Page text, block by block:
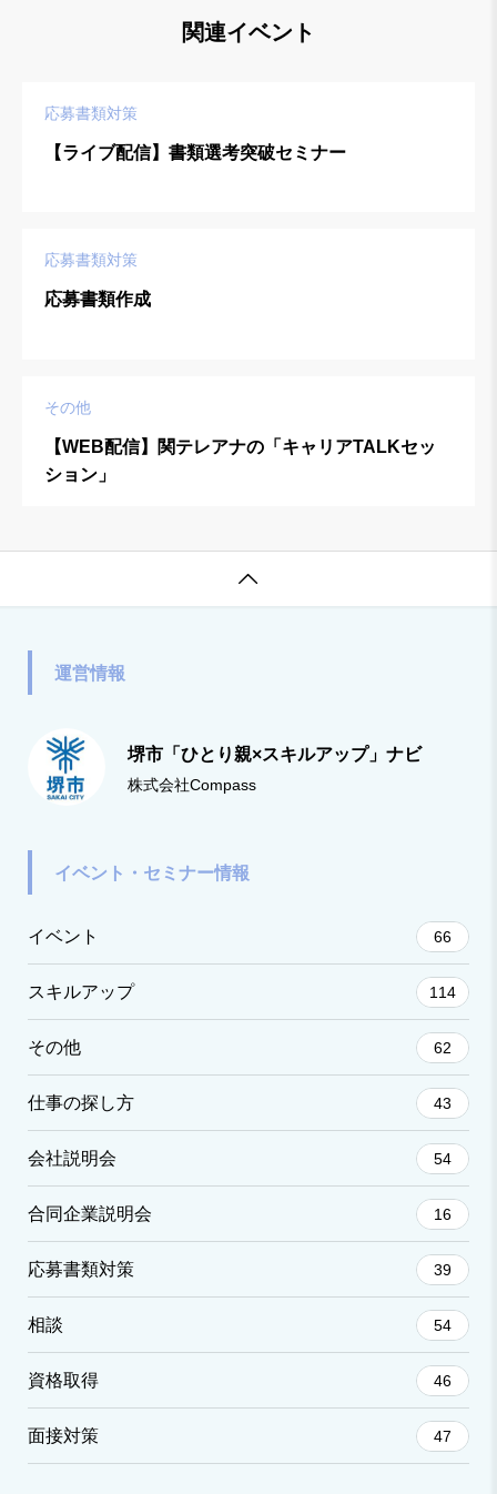
関連イベント
応募書類対策
【ライブ配信】書類選考突破セミナー
応募書類対策
応募書類作成
その他
【WEB配信】関テレアナの「キャリアTALKセッ
ション」

運営情報
堺市「ひとり親×スキルアップ」ナビ
株式会社Compass
イベント・セミナー情報
イベント 66
スキルアップ 114
その他 62
仕事の探し方 43
会社説明会 54
合同企業説明会 16
応募書類対策 39
相談 54
資格取得 46
面接対策 47